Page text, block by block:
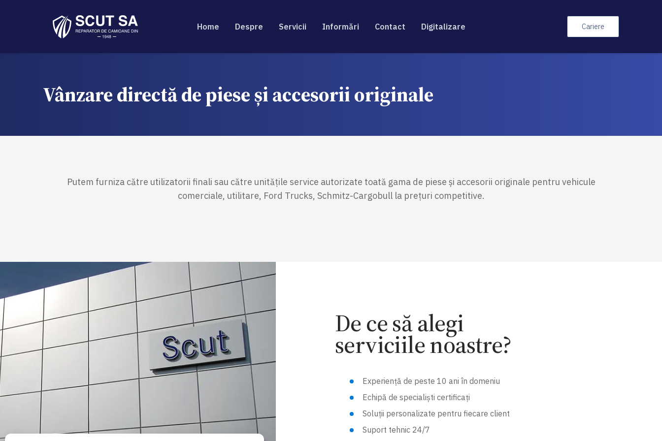
Home Despre Servicii Informări Contact Digitalizare Cariere
Vânzare directă de piese și accesorii originale
Putem furniza către utilizatorii finali sau către unitățile service autorizate toată gama de piese și accesorii originale pentru vehicule
comerciale, utilitare, Ford Trucks, Schmitz-Cargobull la prețuri competitive.
De ce să alegi
serviciile noastre?
Experiență de peste 10 ani în domeniu
Echipă de specialiști certificați
Soluții personalizate pentru fiecare client
Suport tehnic 24/7